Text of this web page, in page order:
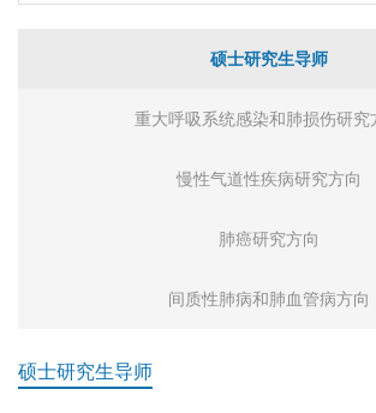
硕士研究生导师
重大呼吸系统感染和肺损伤研究
慢性气道性疾病研究方向
肺癌研究方向
间质性肺病和肺血管病方向
硕士研究生导师